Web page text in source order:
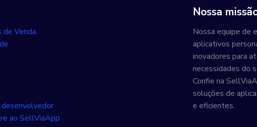
de Venda
desenvolvedor
ao SellViaApp
Nossa
Nossa equipe de
aplicativos
inovadores para
necessidades do
Confie na
soluções de
e eficientes.